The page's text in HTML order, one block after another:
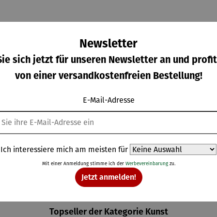
Preis:
€
Corvus
Libri,
gerahmt –
Michael
Regulärer Preis:
398,00 €
Kette |
Ginkgo
– Petra
Waszak
Regulärer Preis:
210,00 €
Herz –
Regulärer
168,00 €
Topseller der Kategorie Kunst
Newsletter
sich jetzt für unseren Newsletter an und
von einer versandkostenfreien Bestellung!
E-Mail-Adresse
Ich interessiere mich am meisten für
Mit einer Anmeldung stimme ich der Werbevereinbarungzu.
Jetzt anmelden!